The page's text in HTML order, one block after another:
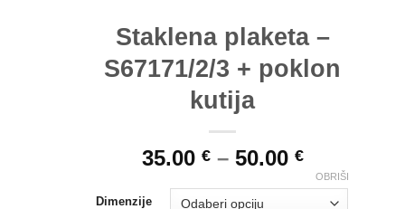
Staklena plaketa –
S67171/2/3 + poklon
kutija
35.00 €– 50.00 €
Dimenzije
OBRIŠI